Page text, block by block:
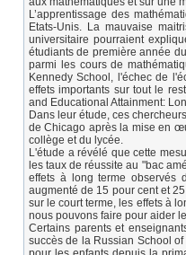
L’apprentissage des
Etats-Unis. La mauvaise
universitaire pourraient
étudiants de première année
parmi les cours de
Kennedy School, l'échec de
effets importants sur tout le
and Educational Attainment:
Dans leur étude, ces
de Chicago après la mise en
collège et du lycée.
L'étude a révélé que cette
les taux de réussite au "bac
effets à long terme observés
augmenté de 15 pour cent et
sur le court terme, les effets à
nous pouvons faire pour aider
Certains parents et
succès de la Russian School